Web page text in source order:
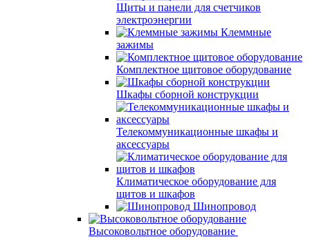
Щиты и панели для счетчиков
электроэнергии
Клеммные
зажимы
Комплектное щитовое оборудование
Шкафы сборной конструкции
Телекоммуникационные шкафы и
аксессуары
Климатическое оборудование для
щитов и шкафов
Шинопровод
Высоковольтное оборудование